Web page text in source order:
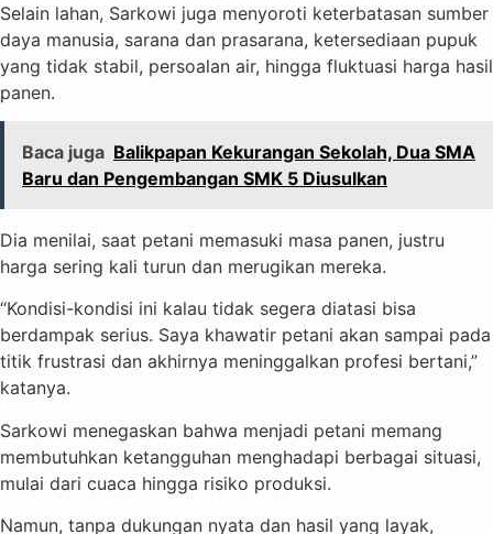
Selain lahan, Sarkowi juga menyoroti keterbatasan sumber
daya manusia, sarana dan prasarana, ketersediaan pupuk
yang tidak stabil, persoalan air, hingga fluktuasi harga hasil
panen.
Baca juga Balikpapan Kekurangan Sekolah, Dua SMA
Baru dan Pengembangan SMK 5 Diusulkan
Dia menilai, saat petani memasuki masa panen, justru
harga sering kali turun dan merugikan mereka.
“Kondisi-kondisi ini kalau tidak segera diatasi bisa
berdampak serius. Saya khawatir petani akan sampai pada
titik frustrasi dan akhirnya meninggalkan profesi bertani,”
katanya.
Sarkowi menegaskan bahwa menjadi petani memang
membutuhkan ketangguhan menghadapi berbagai situasi,
mulai dari cuaca hingga risiko produksi.
Namun, tanpa dukungan nyata dan hasil yang layak,